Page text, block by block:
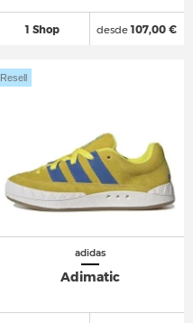
1 Shop desde107,00 €
adidas
Adimatic
Resell